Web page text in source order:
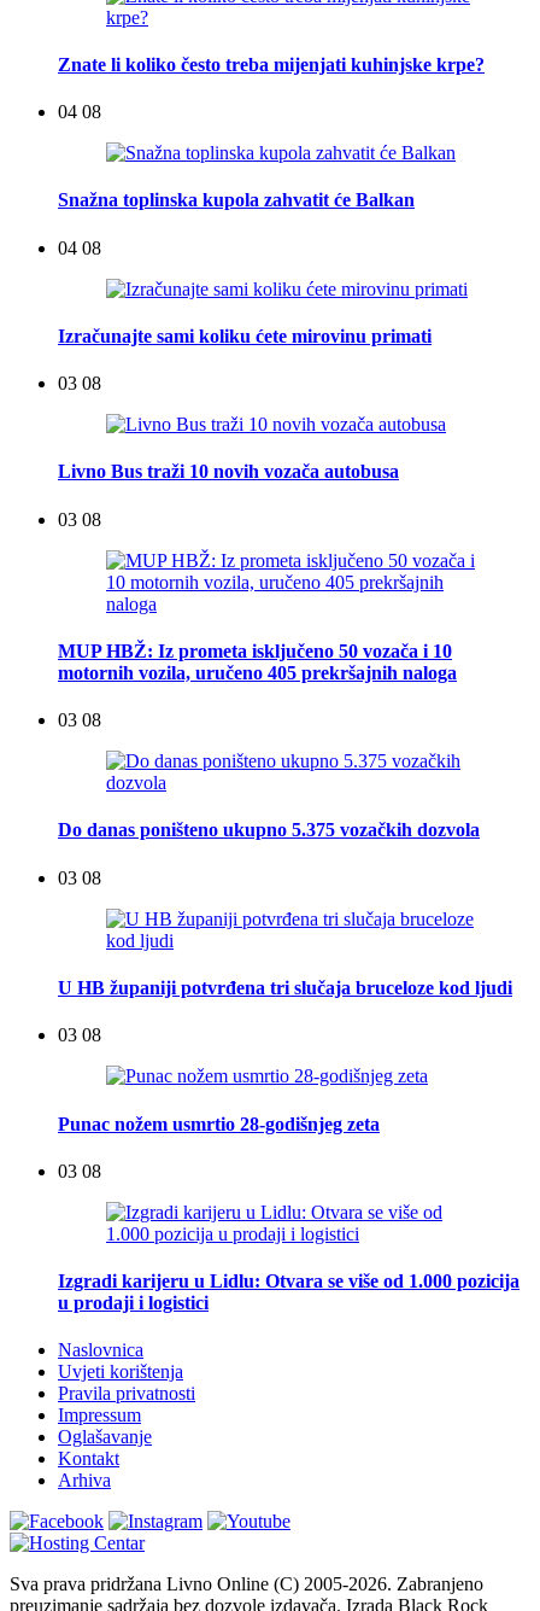
Znate li koliko često treba mijenjati kuhinjske krpe?
04 08
Snažna toplinska kupola zahvatit će Balkan
04 08
Izračunajte sami koliku ćete mirovinu primati
03 08
Livno Bus traži 10 novih vozača autobusa
03 08
MUP HBŽ: Iz prometa isključeno 50 vozača i 10
motornih vozila, uručeno 405 prekršajnih naloga
03 08
Do danas poništeno ukupno 5.375 vozačkih dozvola
03 08
U HB županiji potvrđena tri slučaja bruceloze kod ljudi
03 08
Punac nožem usmrtio 28-godišnjeg zeta
03 08
Izgradi karijeru u Lidlu: Otvara se više od 1.000 pozicija
u prodaji i logistici
Naslovnica
Uvjeti korištenja
Pravila privatnosti
Impressum
Oglašavanje
Kontakt
Arhiva
Sva prava pridržana Livno Online (C) 2005-2026. Zabranjeno
preuzimanje sadržaja bez dozvole izdavača. Izrada Black Rock